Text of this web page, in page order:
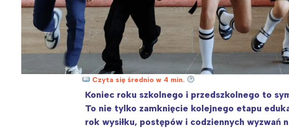
Czyta się średnio w 4 min.
Koniec roku szkolnego i przedszkolnego to
To nie tylko zamknięcie kolejnego etapu
rok wysiłku, postępów i codziennych wyzwań